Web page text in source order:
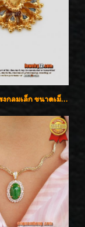
จี้เพชรซีก ทรงกลมเล็ก ขนาดเม็ดกระดุม สวยๆ